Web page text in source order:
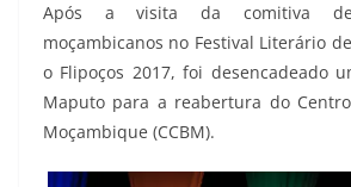
Após a visita da comitiva
moçambicanos no Festival Literário
o Flipoços 2017, foi desencadeado
Maputo para a reabertura do
Moçambique (CCBM).